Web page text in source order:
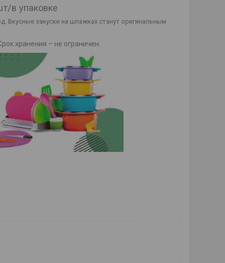
в упаковке
закуски на шпажках станут оригинальным
хранения – не ограничен.